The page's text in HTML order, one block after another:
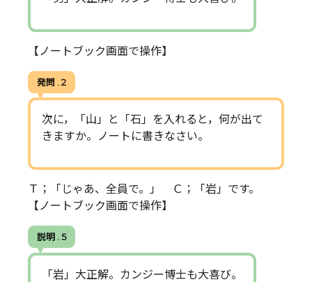
【ノートブック画面で操作】
発問 . 2
次に，「山」と「石」を入れると，何が出て
きますか。ノートに書きなさい。
Ｔ；「じゃあ、全員で。」 Ｃ；「岩」です。
【ノートブック画面で操作】
説明 . 5
「岩」大正解。カンジー博士も大喜び。